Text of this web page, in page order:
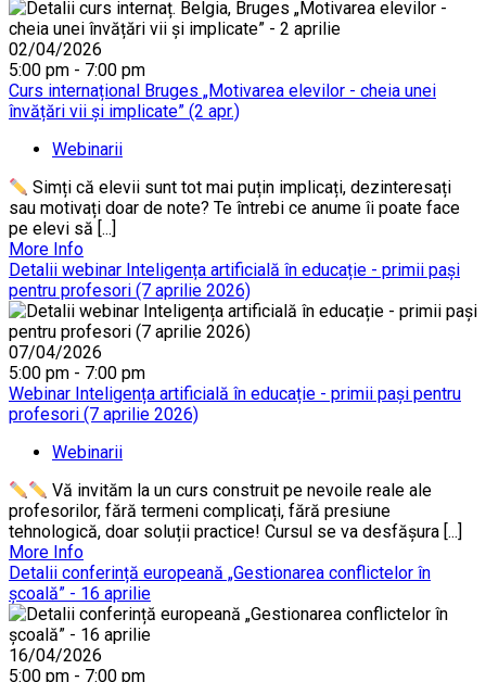
02/04/2026
5:00 pm - 7:00 pm
Curs internațional Bruges „Motivarea elevilor - cheia unei
învățări vii și implicate” (2 apr.)
Webinarii
Simți că elevii sunt tot mai puțin implicați, dezinteresați
sau motivați doar de note? Te întrebi ce anume îi poate face
pe elevi să [...]
More Info
Detalii webinar Inteligența artificială în educație - primii pași
pentru profesori (7 aprilie 2026)
07/04/2026
5:00 pm - 7:00 pm
Webinar Inteligența artificială în educație - primii pași pentru
profesori (7 aprilie 2026)
Webinarii
Vă invităm la un curs construit pe nevoile reale ale
profesorilor, fără termeni complicați, fără presiune
tehnologică, doar soluții practice! Cursul se va desfășura [...]
More Info
Detalii conferință europeană „Gestionarea conflictelor în
școală” - 16 aprilie
16/04/2026
5:00 pm - 7:00 pm